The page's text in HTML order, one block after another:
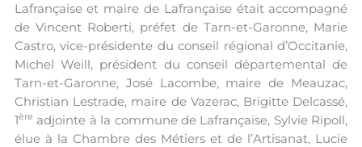
Lafrançaise et maire de Lafrançaise était accompagné
de Vincent Roberti, préfet de Tarn-et-Garonne, Marie
Castro, vice-présidente du conseil régional d’Occitanie,
Michel Weill, président du conseil départemental de
Tarn-et-Garonne, José Lacombe, maire de Meauzac,
Christian Lestrade, maire de Vazerac, Brigitte Delcassé,
1ère adjointe à la commune de Lafrançaise, Sylvie Ripoll,
élue à la Chambre des Métiers et de l’Artisanat, Lucie